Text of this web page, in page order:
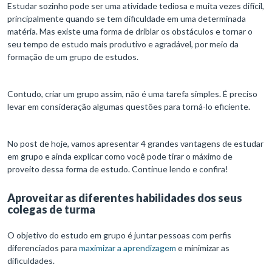
Estudar sozinho pode ser uma atividade tediosa e muita vezes difícil,
principalmente quando se tem dificuldade em uma determinada
matéria. Mas existe uma forma de driblar os obstáculos e tornar o
seu tempo de estudo mais produtivo e agradável, por meio da
formação de um grupo de estudos.
Contudo, criar um grupo assim, não é uma tarefa simples. É preciso
levar em consideração algumas questões para torná-lo eficiente.
No post de hoje, vamos apresentar 4 grandes vantagens de estudar
em grupo e ainda explicar como você pode tirar o máximo de
proveito dessa forma de estudo. Continue lendo e confira!
Aproveitar as diferentes habilidades dos seus
colegas de turma
O objetivo do estudo em grupo é juntar pessoas com perfis
diferenciados para maximizar a aprendizagem e minimizar as
dificuldades.